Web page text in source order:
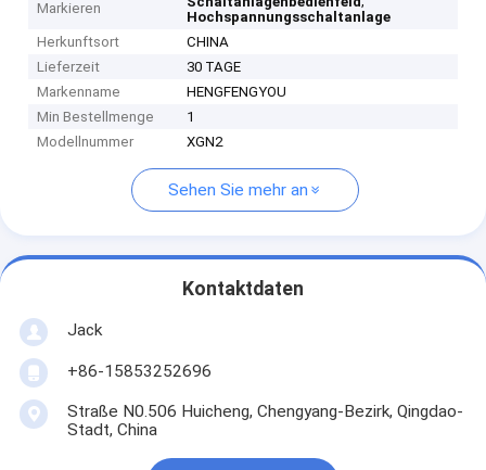
Markieren
Hochspannungsschaltanlage
Herkunftsort
CHINA
Lieferzeit
30 TAGE
Markenname
HENGFENGYOU
Min Bestellmenge
1
Modellnummer
XGN2
Sehen Sie mehr an
Kontaktdaten
Jack
+86-15853252696
Straße N0.506 Huicheng, Chengyang-Bezirk, Qingdao-
Stadt, China